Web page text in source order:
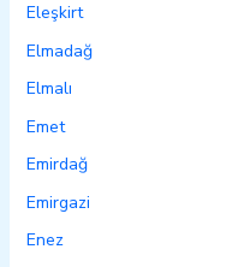
Eleşkirt
Elmadağ
Elmalı
Emet
Emirdağ
Emirgazi
Enez